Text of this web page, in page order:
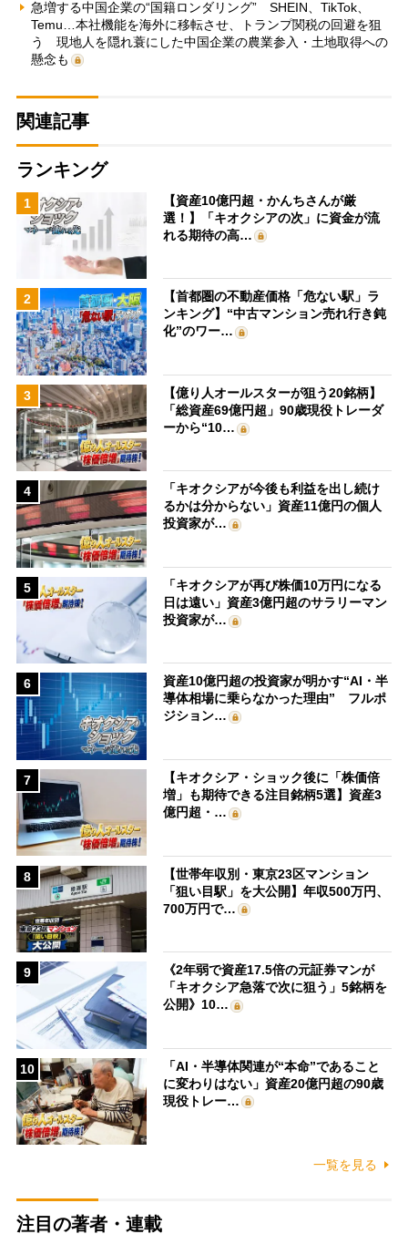
急増する中国企業の“国籍ロンダリング” SHEIN、TikTok、
Temu…本社機能を海外に移転させ、トランプ関税の回避を狙
う 現地人を隠れ蓑にした中国企業の農業参入・土地取得への
懸念も
関連記事
ランキング
1
【資産10億円超・かんちさんが厳
選！】「キオクシアの次」に資金が流
れる期待の高…
2
【首都圏の不動産価格「危ない駅」ラ
ンキング】“中古マンション売れ行き鈍
化”のワー…
3
【億り人オールスターが狙う20銘柄】
「総資産69億円超」90歳現役トレーダ
ーから“10…
4
「キオクシアが今後も利益を出し続け
るかは分からない」資産11億円の個人
投資家が…
5
「キオクシアが再び株価10万円になる
日は遠い」資産3億円超のサラリーマン
投資家が…
6
資産10億円超の投資家が明かす“AI・半
導体相場に乗らなかった理由” フルポ
ジション…
7
【キオクシア・ショック後に「株価倍
増」も期待できる注目銘柄5選】資産3
億円超・…
8
【世帯年収別・東京23区マンション
「狙い目駅」を大公開】年収500万円、
700万円で…
9
《2年弱で資産17.5倍の元証券マンが
「キオクシア急落で次に狙う」5銘柄を
公開》10…
10
「AI・半導体関連が“本命”であること
に変わりはない」資産20億円超の90歳
現役トレー…
一覧を見る
注目の著者・連載